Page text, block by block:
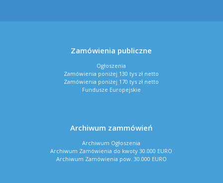
Zamówienia publiczne
Ogłoszenia
Zamówienia poniżej 130 tys zł netto
Zamówienia poniżej 170 tys zł netto
Fundusze Europejskie
Archiwum zammówień
Archiwum Ogłoszenia
Archiwum Zamówienia do kwoty 30.000 EURO
Archiwum Zamówienia pow. 30.000 EURO